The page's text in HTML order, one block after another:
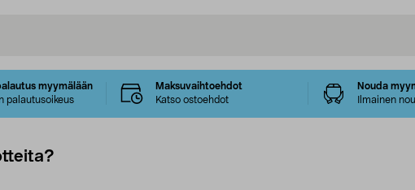
myymälään
palautusoikeus
Maksuvaihtoehdot
Katso ostoehdot
Nouda
Ilmainen